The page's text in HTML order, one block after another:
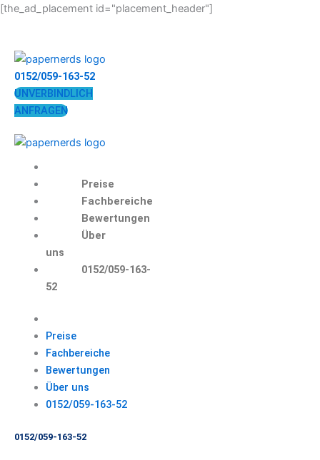
[the_ad_placement id="placement_header"]
Zum
0152/059-163-52
UNVERBINDLICH
ANFRAGEN
Preise
Fachbereiche
Bewertungen
Über
uns
0152/059-163-
52
Preise
Fachbereiche
Bewertungen
Über uns
0152/059-163-52
0152/059-163-52